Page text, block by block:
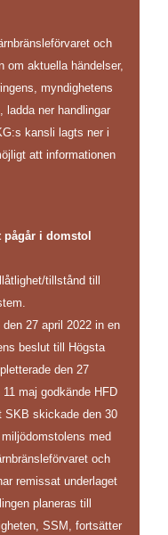
och
om aktuella händelser,
myndighetens
ladda ner handlingar
kansli lagts ner i
att informationen
i domstol
tillstånd till
27 april 2022 in en
beslut till Högsta
den 27
maj godkände HFD
SKB skickade den 30
med
och
remissat underlaget
planeras till
SSM, fortsätter